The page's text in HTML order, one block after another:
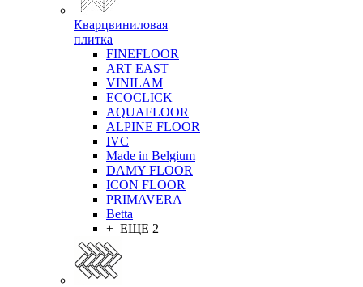
Кварцвиниловая
плитка
FINEFLOOR
ART EAST
VINILAM
ECOCLICK
AQUAFLOOR
ALPINE FLOOR
IVC
Made in Belgium
DAMY FLOOR
ICON FLOOR
PRIMAVERA
Betta
+ ЕЩЕ 2